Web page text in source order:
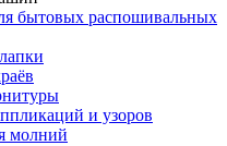
бытовых распошивальных
и узоров
молний